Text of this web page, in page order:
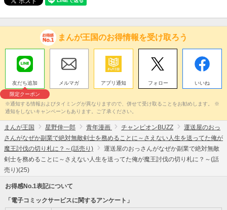
まんが王国のお得情報を受け取ろう
友だち追加
限定クーポン
メルマガ アプリ通知 フォロー いいね
※通知する情報およびタイミングが異なりますので、併せて受け取ることをお勧めします。 ※
通知をしないキャンペーンもあります。ご了承ください。
まんが王国 星野倖一郎 青年漫画 チャンピオンBUZZ
運送屋のおっ
さんがなぜか副業で絶対無敵剣士を務めることに～さえない人生を送ってた俺が
魔王討伐の切り札に？～(話売り)
運送屋のおっさんがなぜか副業で絶対無敵
剣士を務めることに～さえない人生を送ってた俺が魔王討伐の切り札に？～(話
売り)(25)
お得感No.1表記について
「電子コミックサービスに関するアンケート」